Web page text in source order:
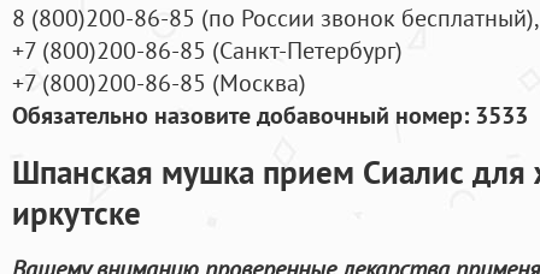
8 (800)200-86-85 (по России звонок бесплатный),
+7 (800)200-86-85 (Санкт-Петербург)
+7 (800)200-86-85 (Москва)
Обязательно назовите добавочный номер: 3533
Шпанская мушка прием Сиалис для
иркутске